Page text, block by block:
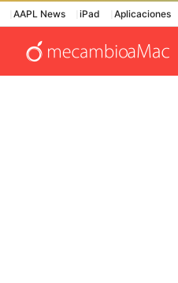
AAPL News iPad Aplicaciones